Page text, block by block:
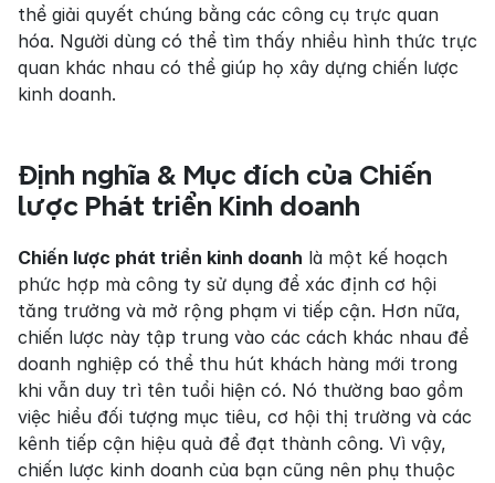
thể giải quyết chúng bằng các công cụ trực quan
hóa. Người dùng có thể tìm thấy nhiều hình thức trực
quan khác nhau có thể giúp họ xây dựng chiến lược
kinh doanh.
Định nghĩa & Mục đích của Chiến
lược Phát triển Kinh doanh
Chiến lược phát triển kinh doanh là một kế hoạch
phức hợp mà công ty sử dụng để xác định cơ hội
tăng trưởng và mở rộng phạm vi tiếp cận. Hơn nữa,
chiến lược này tập trung vào các cách khác nhau để
doanh nghiệp có thể thu hút khách hàng mới trong
khi vẫn duy trì tên tuổi hiện có. Nó thường bao gồm
việc hiểu đối tượng mục tiêu, cơ hội thị trường và các
kênh tiếp cận hiệu quả để đạt thành công. Vì vậy,
chiến lược kinh doanh của bạn cũng nên phụ thuộc